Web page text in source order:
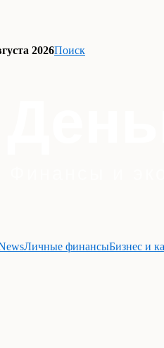
2026Поиск
Личные финансыБизнес и